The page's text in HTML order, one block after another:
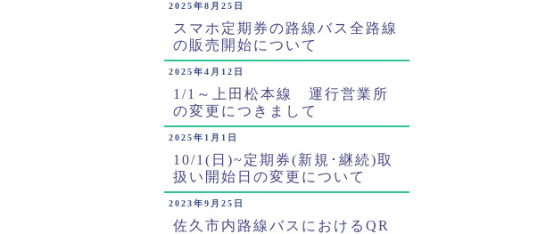
2025年8月25日
スマホ定期券の路線バス全路線
の販売開始について
2025年4月12日
1/1～上田松本線 運行営業所
の変更につきまして
2025年1月1日
10/1(日)~定期券(新規･継続)取
扱い開始日の変更について
2023年9月25日
佐久市内路線バスにおけるQR